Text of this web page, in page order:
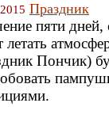
Праздник
пяти
летать
Пончик)